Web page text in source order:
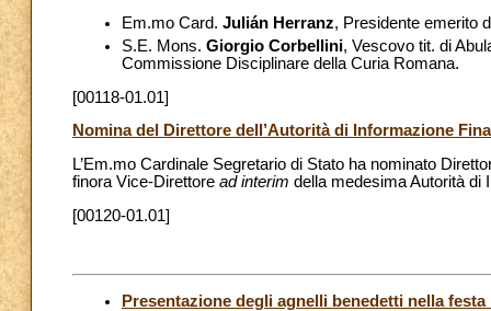
Em.mo Card. Julián Herranz, Presidente emerito
S.E. Mons. Giorgio Corbellini, Vescovo tit. di
Commissione Disciplinare della Curia Romana.
[00118-01.01]
Nomina del Direttore dell’Autorità di Informazione
L’Em.mo Cardinale Segretario di Stato ha nominato
finora Vice-Direttore ad interim della medesima Autorità di
[00120-01.01]
Presentazione degli agnelli benedetti nella